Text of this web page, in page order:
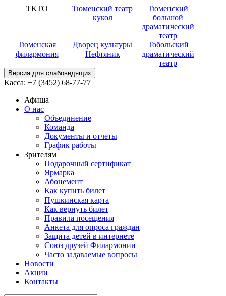
ТКТО
Тюменский театр
кукол
Тюменский
большой
драматический
театр
Тюменская
филармония
Дворец культуры
Нефтяник
Тобольский
драматический
театр
Версия для слабовидящих
Касса: +7 (3452) 68-77-77
Афиша
О нас
Объединение
Команда
Документы и отчеты
График работы
Зрителям
Подарочный сертификат
Ярмарка
Абонемент
Как купить билет
Пушкинская карта
Как вернуть билет
Правила посещения
Анкета для опроса граждан
Защита детей в интернете
Союз друзей Филармонии
Часто задаваемые вопросы
Новости
Акции
Контакты